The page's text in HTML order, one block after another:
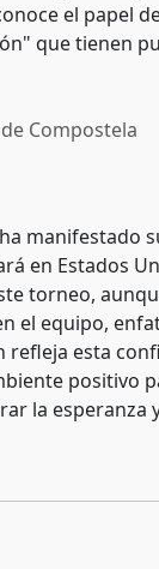
el papel
que tienen
Compostela
manifestado
en Estados
torneo,
el equipo,
refleja esta
positivo
la esperanza